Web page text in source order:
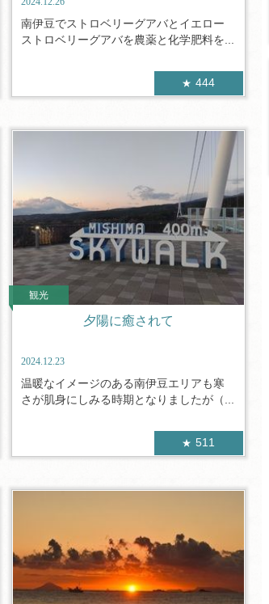
南伊豆でストロベリーグアバとイエロー
ストロベリーグアバを農薬と化学肥料を...
444
観光
夕陽に癒されて
2024.12.23
温暖なイメージのある南伊豆エリアも寒
さが肌身にしみる時期となりましたが（...
511